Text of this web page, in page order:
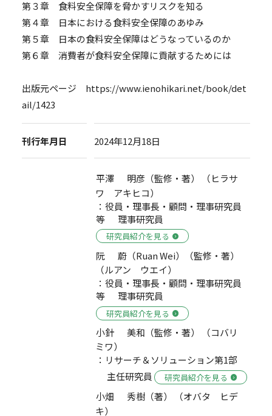
第３章 食料安全保障を脅かすリスクを知る
第４章 日本における食料安全保障のあゆみ
第５章 日本の食料安全保障はどうなっているのか
第６章 消費者が食料安全保障に貢献するためには
出版元ページ https://www.ienohikari.net/book/det
ail/1423
刊行年月日 2024年12月18日
平澤 明彦（監修・著） （ヒラサ
ワ アキヒコ）
：役員・理事長・顧問・理事研究員
等 理事研究員
研究員紹介を見る
阮 蔚（Ruan Wei）（監修・著）
（ルアン ウエイ）
：役員・理事長・顧問・理事研究員
等 理事研究員
研究員紹介を見る
小針 美和（監修・著） （コバリ
ミワ）
：リサーチ＆ソリューション第1部
主任研究員
研究員紹介を見る
小畑 秀樹（著） （オバタ ヒデ
キ）